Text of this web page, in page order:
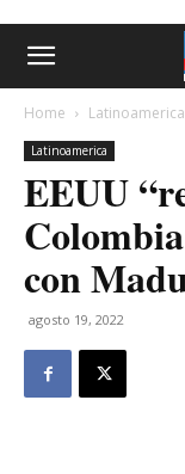
Home Latinoamerica
Latinoamerica
EEUU
con
agosto 19, 2022